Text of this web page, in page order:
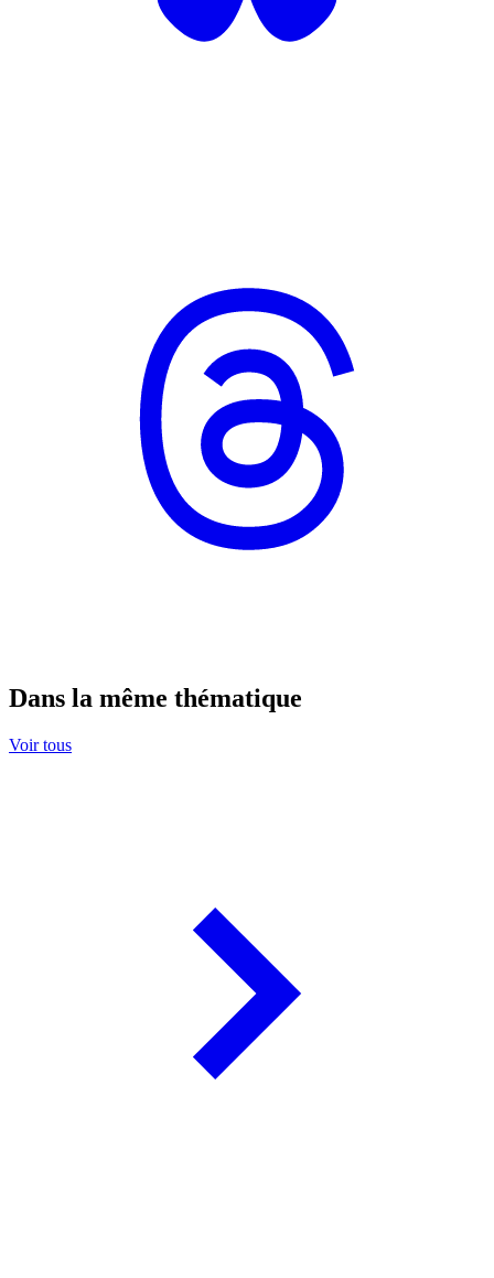
Dans la même thématique
Voir tous